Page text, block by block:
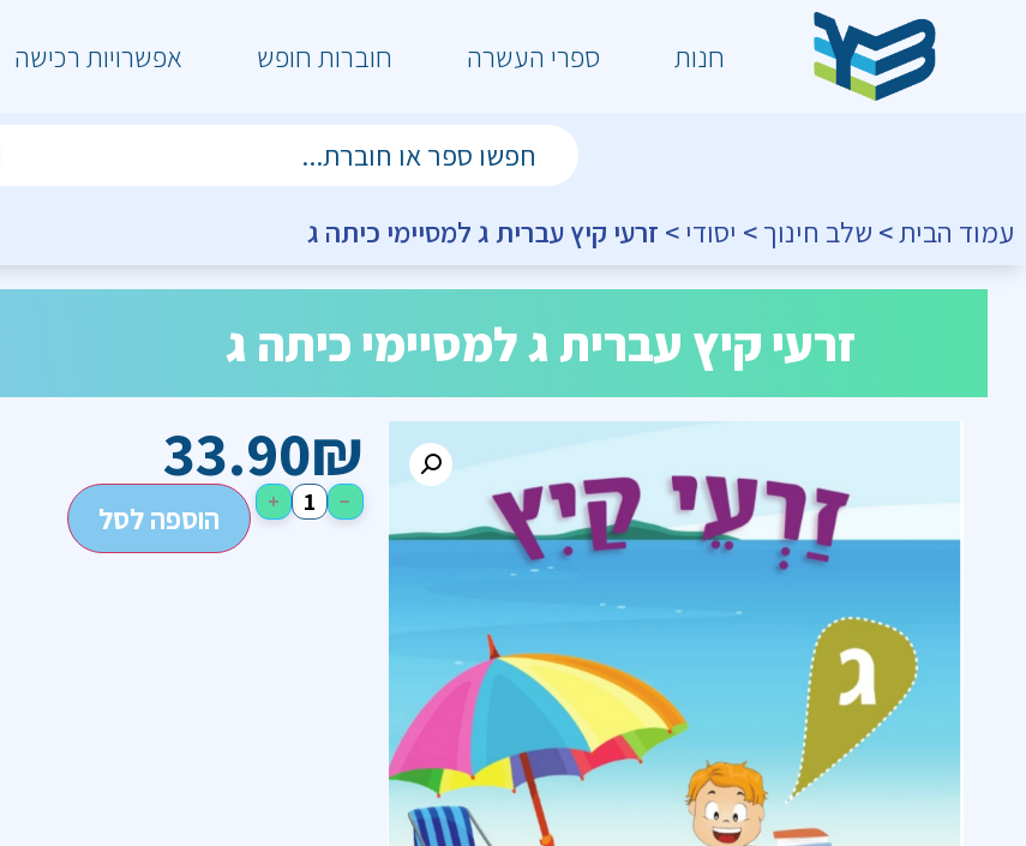
חנות ספרי העשרה חוברות חופש אפשרויות רכישה
עמוד הבית> שלב חינוך> יסודי> זרעי קיץ עברית ג למסיימי כיתה ג
זרעי קיץ עברית ג למסיימי כיתה ג
33.90₪
−
+ הוספה לסל